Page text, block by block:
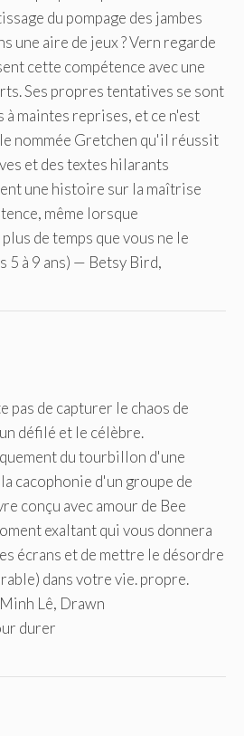
du pompage des jambes
une aire de jeux ? Vern regarde
cette compétence avec une
Ses propres tentatives se sont
maintes reprises, et ce n'est
nommée Gretchen qu'il réussit
et des textes hilarants
une histoire sur la maîtrise
même lorsque
de temps que vous ne le
5 à 9 ans) — Betsy Bird,
pas de capturer le chaos de
défilé et le célèbre.
du tourbillon d'une
cacophonie d'un groupe de
conçu avec amour de Bee
exaltant qui vous donnera
écrans et de mettre le désordre
dans votre vie. propre.
Lê, Drawn
durer